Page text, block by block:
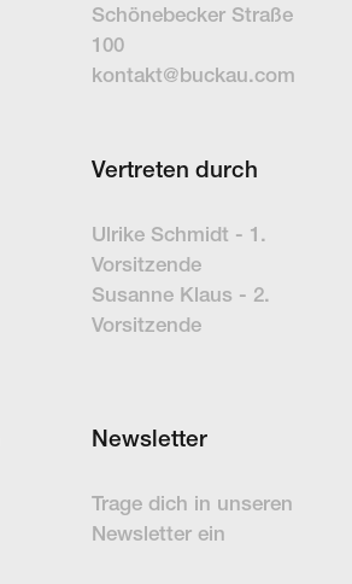
Schöne­becker Straße
100
kontakt@buckau.com
Newsletter
Trage dich in un­se­ren
News­letter ein
Vertreten durch
Ulrike Schmidt - 1.
Vorsitzende
Susanne Klaus - 2.
Vorsitzende